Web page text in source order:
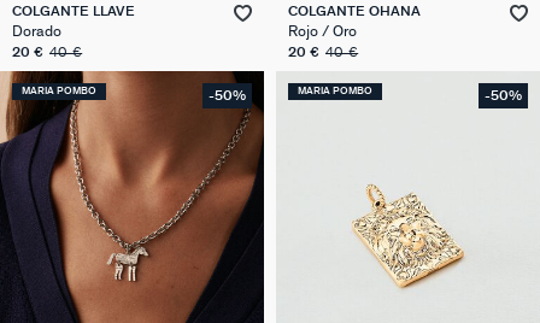
COLGANTE LLAVE
Dorado
20 € 40 €
COLGANTE OHANA
Rojo / Oro
20 € 40 €
MARIA POMBO -50% MARIA POMBO -50%